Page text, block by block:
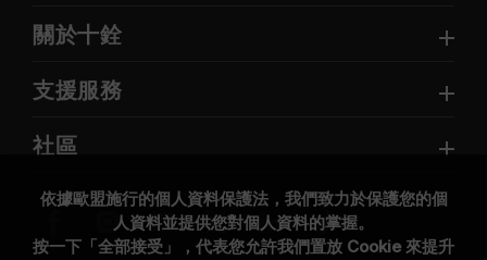
關於十銓
支援服務
社區
依據歐盟施行的個人資料保護法，我們致力於保護您的個
人資料並提供您對個人資料的掌握。
按一下「全部接受」，代表您允許我們置放 Cookie 來提升